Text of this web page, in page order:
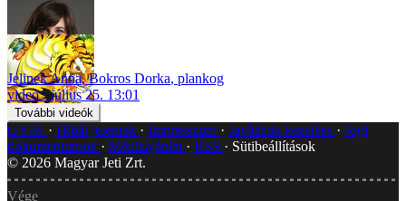
Jelinek Anna,Bokros Dorka, plankog
video
július 25. 13:01
További videók
GYIK Hibát jelentek Impresszum Javítások kezelése
Jogi
dokumentumok
Médiaajánlat RSS
Sütibeállítások
© 2026 Magyar Jeti Zrt.
Vége